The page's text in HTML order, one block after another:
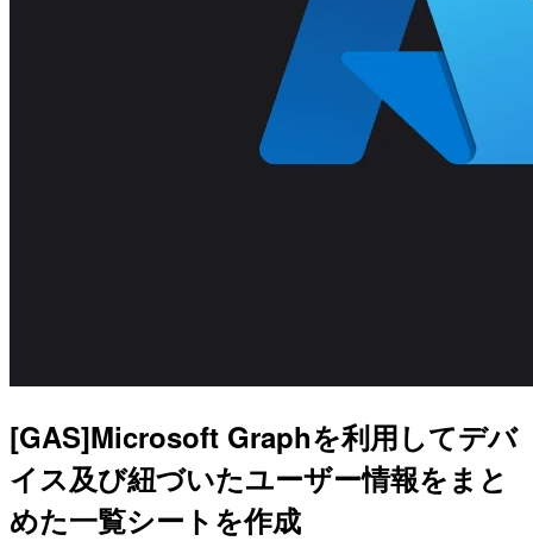
[GAS]Microsoft Graphを利用してデバ
イス及び紐づいたユーザー情報をまと
めた一覧シートを作成